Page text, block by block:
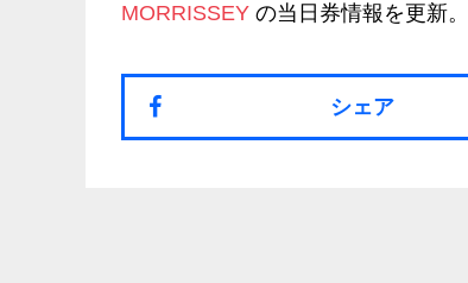
MORRISSEY の当日券情報を更新。
シェア